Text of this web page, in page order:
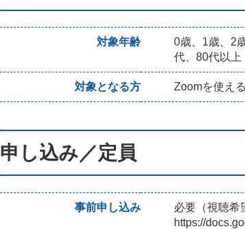
対象年齢
0歳、1歳、2
代、80代以上
対象となる方 Zoomを使え
申し込み／定員
事前申し込み
必要（視聴希
https://